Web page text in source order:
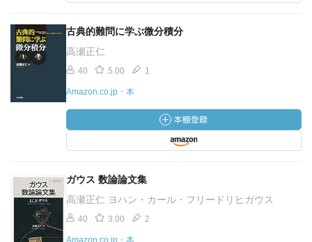
古典的難問に学ぶ微分積分
高瀬正仁
40 5.00 1
Amazon.co.jp・本
ガウス 数論論文集
高瀬正仁 ヨハン・カール・フリードリヒガウス
40 3.00 2
Amazon.co.jp・本